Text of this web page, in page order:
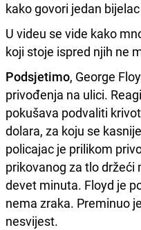
kako govori jedan
U videu se vide kako
koji stoje ispred njih ne
Podsjetimo, George
privođenja na ulici.
pokušava podvaliti
dolara, za koju se
policajac je prilikom
prikovanog za tlo
devet minuta. Floyd je
nema zraka. Preminuo
nesvijest.